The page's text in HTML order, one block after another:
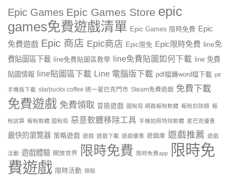
Epic Games Epic Games Store epic
games免費遊戲清單 Epic Games 限時免費 Epic
免費遊戲 Epic 商店 Epic商店 Epic限免 Epic限時免費 line免
費貼圖區下載
line免費貼圖區教學 line免費貼圖如何下載
line 免費
貼圖情報
line貼圖區下載 Line 電腦版下載 pdf檔轉word檔下載 ptt
手機版下載 starbucks coffee 統一星巴克門市 Steam免費遊戲 免費下載
免費遊戲 免費領取 冒險遊戲 國稅局 網路報稅軟體 報稅扣除額 報
稅試算 報稅軟體 國稅局 惡意軟體移除工具 手機拍照特效軟體 星巴克優惠
最快的瀏覽器 策略遊戲 遊戲 遊戲下載 遊戲優惠 遊戲庫 遊戲推薦 遊戲
活動 遊戲體驗 開放世界 限時免費 限時免費app
限時免
費遊戲 限時活動 領取